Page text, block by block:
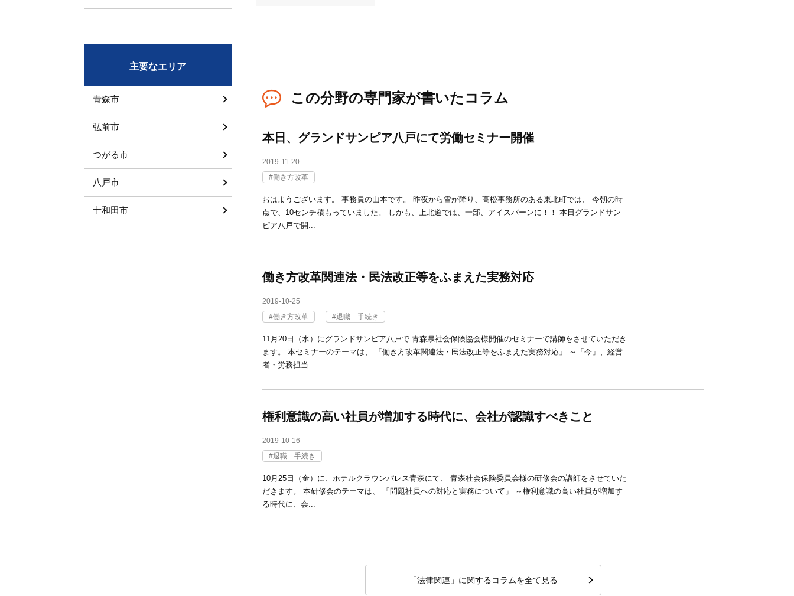
この分野の専門家が書いたコラム
本日、グランドサンピア八戸にて労働セミナー開催
2019-11-20
働き方改革
おはようございます。 事務員の山本です。 昨夜から雪が降り、髙松事務所のある東北町では、 今朝の時
点で、10センチ積もっていました。 しかも、上北道では、一部、アイスバーンに！！ 本日グランドサン
ピア八戸で開...
働き方改革関連法・民法改正等をふまえた実務対応
2019-10-25
働き方改革
退職 手続き
11月20日（水）にグランドサンピア八戸で 青森県社会保険協会様開催のセミナーで講師をさせていただき
ます。 本セミナーのテーマは、 「働き方改革関連法・民法改正等をふまえた実務対応」 ～「今」、経営
者・労務担当...
権利意識の高い社員が増加する時代に、会社が認識すべきこと
2019-10-16
退職 手続き
10月25日（金）に、ホテルクラウンパレス青森にて、 青森社会保険委員会様の研修会の講師をさせていた
だきます。 本研修会のテーマは、 「問題社員への対応と実務について」 ～権利意識の高い社員が増加す
る時代に、会...
「法律関連」に関するコラムを全て見る
主要なエリア
青森市
弘前市
つがる市
八戸市
十和田市